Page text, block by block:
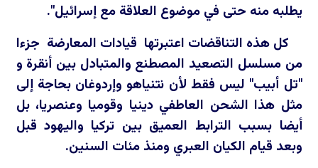
يطلبه منه حتى في موضوع العلاقة مع إسرائيل".
كل هذه التناقضات اعتبرتها قيادات المعارضة جزءا
من مسلسل التصعيد المصطنع والمتبادل بين أنقرة و
"تل أبيب" ليس فقط لأن نتنياهو وإردوغان بحاجة إلى
مثل هذا الشحن العاطفي دينيا وقوميا وعنصريا، بل
أيضا بسبب الترابط العميق بين تركيا واليهود قبل
وبعد قيام الكيان العبري ومنذ مئات السنين.